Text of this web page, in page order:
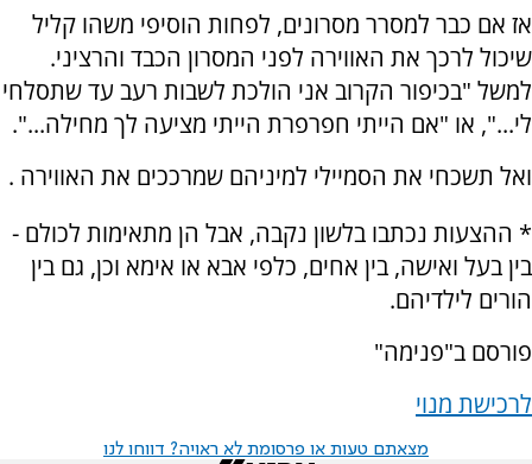
אז אם כבר למסרר מסרונים, לפחות הוסיפי משהו קליל
שיכול לרכך את האווירה לפני המסרון הכבד והרציני.
למשל "בכיפור הקרוב אני הולכת לשבות רעב עד שתסלחי
לי...", או "אם הייתי חפרפרת הייתי מציעה לך מחילה...".
ואל תשכחי את הסמיילי למיניהם שמרככים את האווירה .
* ההצעות נכתבו בלשון נקבה, אבל הן מתאימות לכולם -
בין בעל ואישה, בין אחים, כלפי אבא או אימא וכן, גם בין
הורים לילדיהם.
פורסם ב"פנימה"
לרכישת מנוי
מצאתם טעות או פרסומת לא ראויה? דווחו לנו